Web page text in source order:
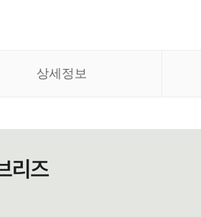
상세정보